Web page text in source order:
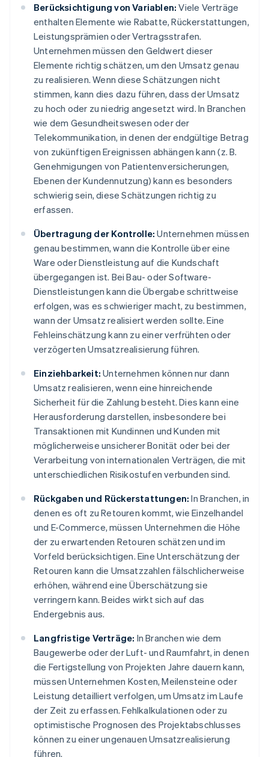
Berücksichtigung von Variablen: Viele Verträge
enthalten Elemente wie Rabatte, Rückerstattungen,
Leistungsprämien oder Vertragsstrafen.
Unternehmen müssen den Geldwert dieser
Elemente richtig schätzen, um den Umsatz genau
zu realisieren. Wenn diese Schätzungen nicht
stimmen, kann dies dazu führen, dass der Umsatz
zu hoch oder zu niedrig angesetzt wird. In Branchen
wie dem Gesundheitswesen oder der
Telekommunikation, in denen der endgültige Betrag
von zukünftigen Ereignissen abhängen kann (z. B.
Genehmigungen von Patientenversicherungen,
Ebenen der Kundennutzung) kann es besonders
schwierig sein, diese Schätzungen richtig zu
erfassen.
Übertragung der Kontrolle: Unternehmen müssen
genau bestimmen, wann die Kontrolle über eine
Ware oder Dienstleistung auf die Kundschaft
übergegangen ist. Bei Bau- oder Software-
Dienstleistungen kann die Übergabe schrittweise
erfolgen, was es schwieriger macht, zu bestimmen,
wann der Umsatz realisiert werden sollte. Eine
Fehleinschätzung kann zu einer verfrühten oder
verzögerten Umsatzrealisierung führen.
Einziehbarkeit: Unternehmen können nur dann
Umsatz realisieren, wenn eine hinreichende
Sicherheit für die Zahlung besteht. Dies kann eine
Herausforderung darstellen, insbesondere bei
Transaktionen mit Kundinnen und Kunden mit
möglicherweise unsicherer Bonität oder bei der
Verarbeitung von internationalen Verträgen, die mit
unterschiedlichen Risikostufen verbunden sind.
Rückgaben und Rückerstattungen: In Branchen, in
denen es oft zu Retouren kommt, wie Einzelhandel
und E-Commerce, müssen Unternehmen die Höhe
der zu erwartenden Retouren schätzen und im
Vorfeld berücksichtigen. Eine Unterschätzung der
Retouren kann die Umsatzzahlen fälschlicherweise
erhöhen, während eine Überschätzung sie
verringern kann. Beides wirkt sich auf das
Endergebnis aus.
Langfristige Verträge: In Branchen wie dem
Baugewerbe oder der Luft- und Raumfahrt, in denen
die Fertigstellung von Projekten Jahre dauern kann,
müssen Unternehmen Kosten, Meilensteine oder
Leistung detailliert verfolgen, um Umsatz im Laufe
der Zeit zu erfassen. Fehlkalkulationen oder zu
optimistische Prognosen des Projektabschlusses
können zu einer ungenauen Umsatzrealisierung
führen.